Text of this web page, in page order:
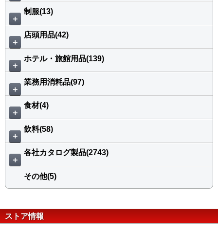
＋
制服(13)
＋
店頭用品(42)
＋
ホテル・旅館用品(139)
＋
業務用消耗品(97)
＋
食材(4)
＋
飲料(58)
＋
各社カタログ製品(2743)
その他(5)
ストア情報